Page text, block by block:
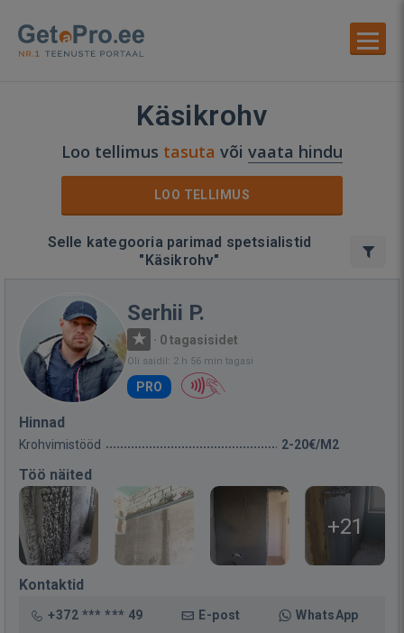
Käsikrohv
Loo tellimus tasuta või vaata hindu
LOO TELLIMUS
Selle kategooria parimad spetsialistid
"Käsikrohv"
Serhii P.
· 0 tagasisidet
Oli saidil: 2 h 56 min tagasi
PRO
Hinnad
Krohvimistööd 2-20€/M2
Töö näited
+21
Kontaktid
+372 *** *** 49 E-post WhatsApp